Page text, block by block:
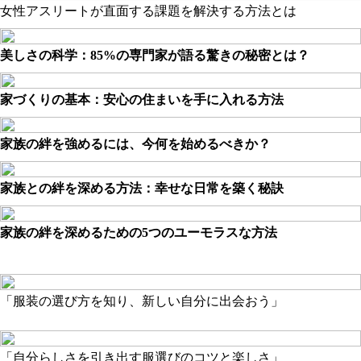
女性アスリートが直面する課題を解決する方法とは
美しさの科学：85%の専門家が語る驚きの秘密とは？
家づくりの基本：安心の住まいを手に入れる方法
家族の絆を強めるには、今何を始めるべきか？
家族との絆を深める方法：幸せな日常を築く秘訣
家族の絆を深めるための5つのユーモラスな方法
「服装の選び方を知り、新しい自分に出会おう」
「自分らしさを引き出す服選びのコツと楽しさ」